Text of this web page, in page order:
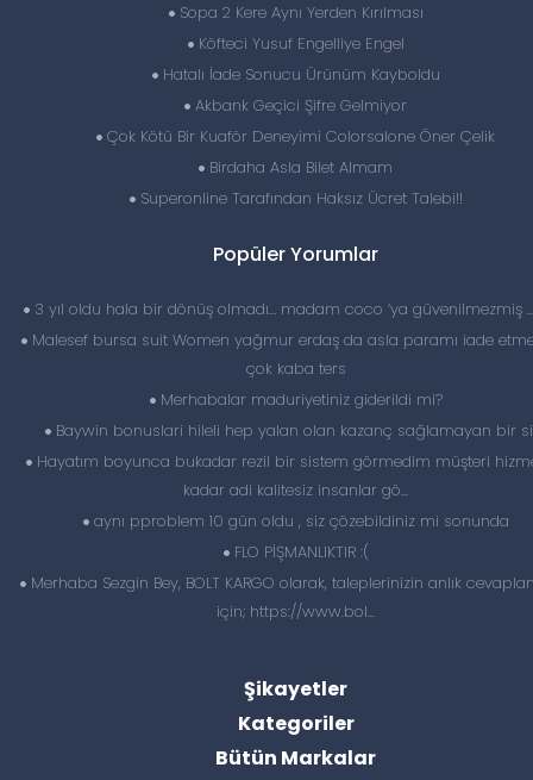
Sopa 2 Kere Aynı Yerden Kırılması
Köfteci Yusuf Engelliye Engel
Hatalı İade Sonucu Ürünüm Kayboldu
Akbank Geçici Şifre Gelmiyor
Çok Kötü Bir Kuaför Deneyimi Colorsalone Öner Çelik
Birdaha Asla Bilet Almam
Superonline Tarafından Haksız Ücret Talebi!!
Popüler Yorumlar
3 yıl oldu hala bir dönüş olmadı… madam coco ‘ya güvenilmezmiş
Malesef bursa suit Women yağmur erdaş da asla paramı iade
çok kaba ters
Merhabalar maduriyetiniz giderildi mi?
Baywin bonuslari hileli hep yalan olan kazanç sağlamayan bir
Hayatım boyunca bukadar rezil bir sistem görmedim müşteri
kadar adi kalitesiz insanlar gö...
aynı pproblem 10 gün oldu , siz çözebildiniz mi sonunda
FLO PİŞMANLIKTIR :(
Merhaba Sezgin Bey, BOLT KARGO olarak, taleplerinizin anlık
için; https://www.bol...
Şikayetler
Kategoriler
Bütün Markalar